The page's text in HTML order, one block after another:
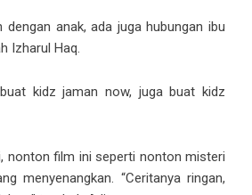
dengan anak, ada juga hubungan ibu
Izharul Haq.
kidz jaman now, juga buat kidz
nonton film ini seperti nonton misteri
menyenangkan. “Ceritanya ringan,